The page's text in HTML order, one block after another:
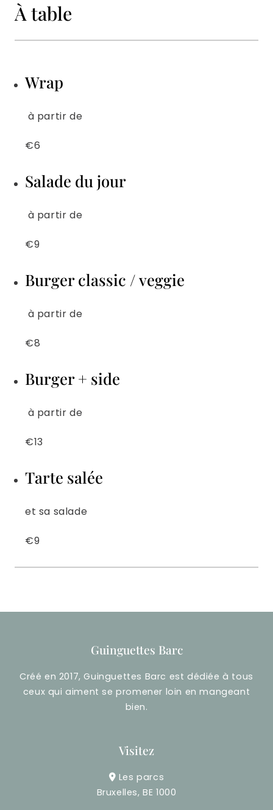
À table
Wrap
à partir de
€6
Salade du jour
à partir de
€9
Burger classic / veggie
à partir de
€8
Burger + side
à partir de
€13
Tarte salée
et sa salade
€9
Guinguettes Barc
Créé en 2017, Guinguettes Barc est dédiée à tous
ceux qui aiment se promener loin en mangeant
bien.
Visitez
Les parcs
Bruxelles, BE 1000